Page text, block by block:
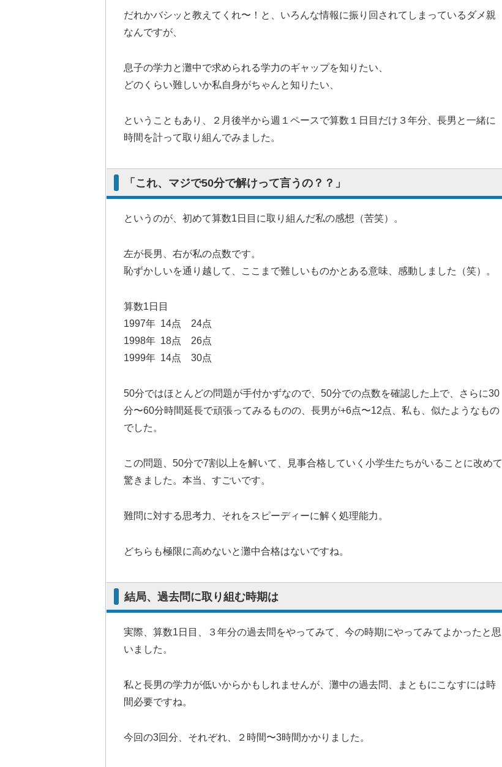
だれかバシッと教えてくれ〜！と、いろんな情報に振り回されてしまっているダメ親
なんですが、
息子の学力と灘中で求められる学力のギャップを知りたい、
どのくらい難しいか私自身がちゃんと知りたい、
ということもあり、２月後半から週１ペースで算数１日目だけ３年分、長男と一緒に
時間を計って取り組んでみました。
「これ、マジで50分で解けって言うの？？」
というのが、初めて算数1日目に取り組んだ私の感想（苦笑）。
左が長男、右が私の点数です。
恥ずかしいを通り越して、ここまで難しいものかとある意味、感動しました（笑）。
算数1日目
1997年 14点 24点
1998年 18点 26点
1999年 14点 30点
50分ではほとんどの問題が手付かずなので、50分での点数を確認した上で、さらに30
分〜60分時間延長で頑張ってみるものの、長男が+6点〜12点、私も、似たようなもの
でした。
この問題、50分で7割以上を解いて、見事合格していく小学生たちがいることに改めて
驚きました。本当、すごいです。
難問に対する思考力、それをスピーディーに解く処理能力。
どちらも極限に高めないと灘中合格はないですね。
結局、過去問に取り組む時期は
実際、算数1日目、３年分の過去問をやってみて、今の時期にやってみてよかったと思
いました。
私と長男の学力が低いからかもしれませんが、灘中の過去問、まともにこなすには時
間必要ですね。
今回の3回分、それぞれ、２時間〜3時間かかりました。